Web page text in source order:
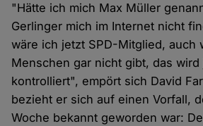
"Hätte ich mich Max Müller
Gerlinger mich im Internet nicht
wäre ich jetzt SPD-Mitglied, auch
Menschen gar nicht gibt, das wird
kontrolliert", empört sich David
bezieht er sich auf einen Vorfall,
Woche bekannt geworden war: